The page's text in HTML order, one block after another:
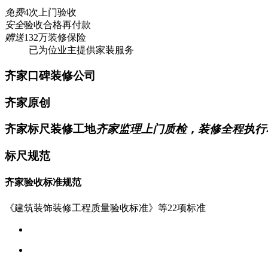
免费4次上门验收
安全验收合格再付款
赠送132万装修保险
已为位业主提供家装服务
齐家口碑装修公司
齐家原创
齐家标尺装修工地齐家监理上门质检，装修全程执
标尺规范
齐家验收标准规范
《建筑装饰装修工程质量验收标准》等22项标准